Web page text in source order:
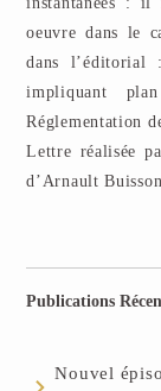
oeuvre dans le
dans l’éditorial
impliquant
Réglementation
Lettre réalisée
d’Arnault
Publications
Nouvel